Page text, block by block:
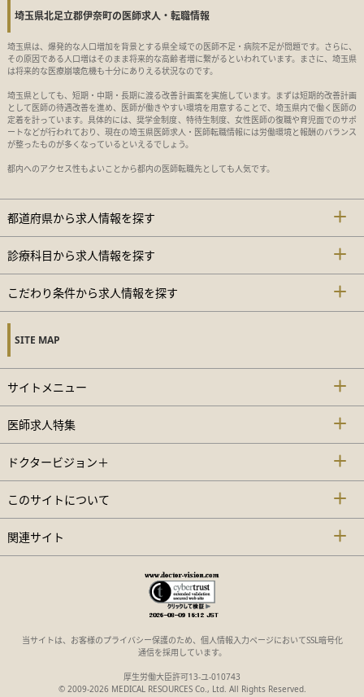
埼玉県北足立郡伊奈町の医師求人・転職情報
埼玉県は、爆発的な人口増加を背景とする県全域での医師不足・病院不足が問題です。さらに、
その原因である人口増はそのまま将来的な高齢者増に繋がるといわれています。まさに、埼玉県
は将来的な医療崩壊危機も十分にありえる状況なのです。
埼玉県としても、短期・中期・長期に渡る改善計画案を実施しています。まずは短期的改善計画
として医師の待遇改善を進め、医師が働きやすい環境を用意することで、埼玉県内で働く医師の
定着を計っています。具体的には、奨学金制度、特待生制度、女性医師の復職や育児面でのサポ
ートなどが行われており、現在の埼玉県医師求人・医師転職情報には労働環境と報酬のバランス
が整ったものが多くなっているといえるでしょう。
都内へのアクセス性もよいことから都内の医師転職先としても人気です。
都道府県から求人情報を探す
診療科目から求人情報を探す
こだわり条件から求人情報を探す
SITE MAP
サイトメニュー
医師求人特集
ドクタービジョン＋
このサイトについて
関連サイト
当サイトは、お客様のプライバシー保護のため、個人情報入力ページにおいてSSL暗号化
通信を採用しています。
厚生労働大臣許可13-ユ-010743
© 2009-2026 MEDICAL RESOURCES Co., Ltd. All Rights Reserved.